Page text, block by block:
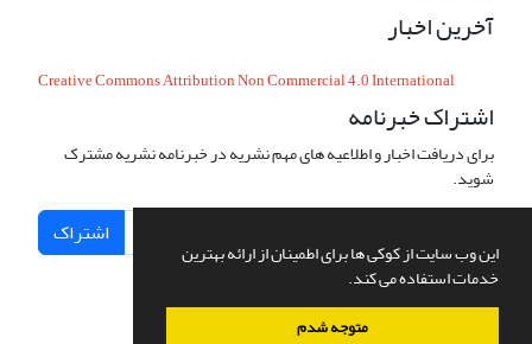
این وب سایت از کوکی ها برای اطمینان از ارائه بهترین
خدمات استفاده می کند.
متوجه شدم
آخرین اخبار
Creative Commons Attribution Non Commercial 4.0 International
اشتراک خبرنامه
برای دریافت اخبار و اطلاعیه های مهم نشریه در خبرنامه نشریه مشترک
شوید.
اشتراک